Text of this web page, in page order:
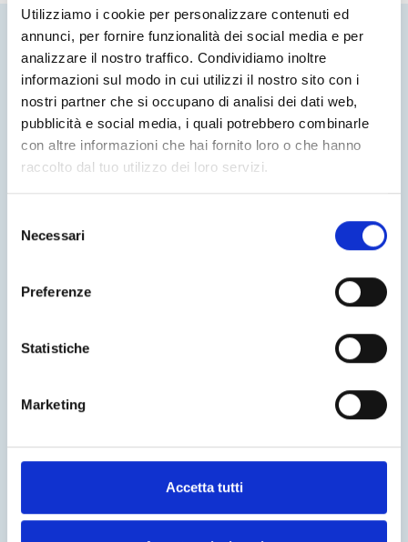
Utilizziamo i cookie per personalizzare contenuti ed
annunci, per fornire funzionalità dei social media e per
analizzare il nostro traffico. Condividiamo inoltre
informazioni sul modo in cui utilizzi il nostro sito con i
nostri partner che si occupano di analisi dei dati web,
pubblicità e social media, i quali potrebbero combinarle
con altre informazioni che hai fornito loro o che hanno
raccolto dal tuo utilizzo dei loro servizi.
delNecessari
Preferenze
Statistiche
Marketing
Accetta tutti
contattaci
Saremo lieti di trovare la soluzione più adeguata
per rispondere alle tue necessità.
F.M. S.r.l.
Seguici su